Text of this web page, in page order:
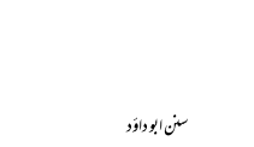
سنن ابو داؤد